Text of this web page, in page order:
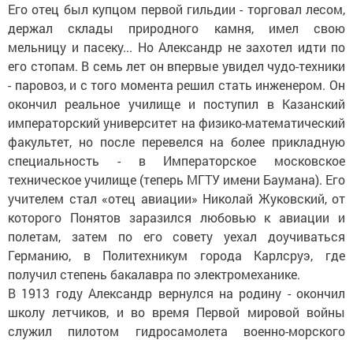
Его отец был купцом первой гильдии - торговал лесом,
держал склады природного камня, имел свою
мельницу и пасеку... Но Александр не захотел идти по
его стопам. В семь лет он впервые увидел чудо-техники
- паровоз, и с того момента решил стать инженером. Он
окончил реальное училище и поступил в Казанский
императорский университет на физико-математический
факультет, но после перевелся на более прикладную
специальность - в Императорское московское
техническое училище (теперь МГТУ имени Баумана). Его
учителем стал «отец авиации» Николай Жуковский, от
которого Понятов заразился любовью к авиации и
полетам, затем по его совету уехал доучиваться
Германию, в Политехникум города Карлсруэ, где
получил степень бакалавра по электромеханике.
В 1913 году Александр вернулся на родину - окончил
школу летчиков, и во время Первой мировой войны
служил пилотом гидросамолета военно-морского